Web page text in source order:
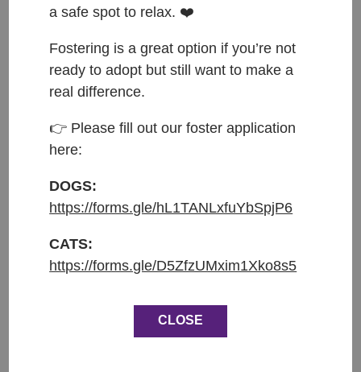
Přijat do azylu: 6.2.2026
Původ: z Arménie
Váha: 7.3 kg
❤ Bits hledá domov ❤
Podmínky adopce jsou podpis adopční smlouvy a
zaplacení adopčního poplatku ve výši 3 900 Kč.
a safe spot to relax. ❤️
Fostering is a great option if you’re not
ready to adopt but still want to make a
real difference.
👉 Please fill out our foster application
here:
DOGS:
https://forms.gle/hL1TANLxfuYbSpjP6
CATS:
https://forms.gle/D5ZfzUMxim1Xko8s5
CLOSE